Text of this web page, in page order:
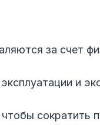
за счет
и
сократить